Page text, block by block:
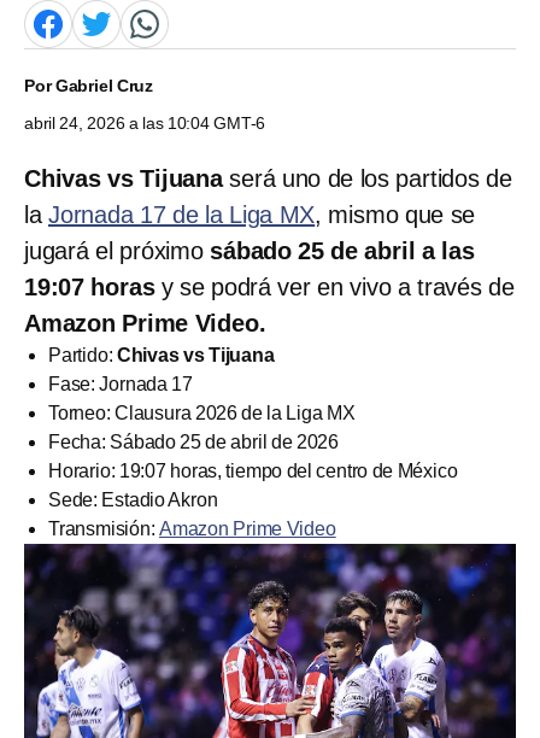
PorGabriel Cruz
abril 24, 2026 a las 10:04 GMT-6
Chivas vs Tijuanaserá uno de los partidos de
la Jornada 17 de la Liga MX, mismo que se
jugará el próximo sábado 25 de abril a las
19:07 horas y se podrá ver en vivo a través de
Amazon Prime Video.
Partido: Chivas vs Tijuana
Fase: Jornada 17
Torneo: Clausura 2026 de la Liga MX
Fecha: Sábado 25 de abril de 2026
Horario: 19:07 horas, tiempo del centro de México
Sede: Estadio Akron
Transmisión:Amazon Prime Video